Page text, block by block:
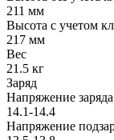
211 мм
Высота с учетом
217 мм
Вес
21.5 кг
Заряд
Напряжение
14.1-14.4
Напряжение